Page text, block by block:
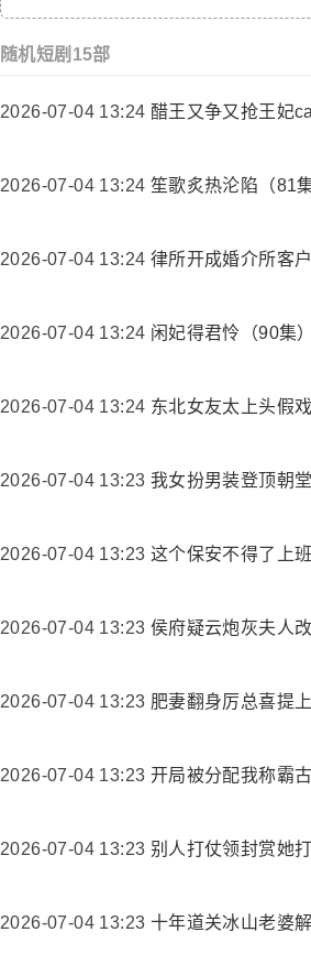
随机短剧15部
2026-07-04 13:24 醋王又争又抢王妃
2026-07-04 13:24 笙歌炙热沦陷（81集
2026-07-04 13:24 律所开成婚介所客
2026-07-04 13:24 闲妃得君怜（90集）
2026-07-04 13:24 东北女友太上头假
2026-07-04 13:23 我女扮男装登顶朝
2026-07-04 13:23 这个保安不得了上
2026-07-04 13:23 侯府疑云炮灰夫人
2026-07-04 13:23 肥妻翻身厉总喜提
2026-07-04 13:23 开局被分配我称霸
2026-07-04 13:23 别人打仗领封赏她
2026-07-04 13:23 十年道关冰山老婆